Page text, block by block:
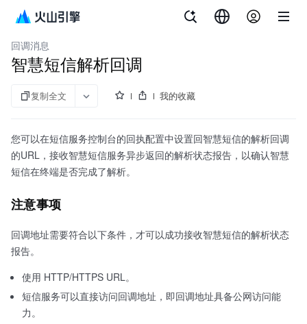
短信服务
回调消息
智慧短信解析回调
复制全文 我的收藏
您可以在短信服务控制台的回执配置中设置回智慧短信的解析回调
的URL，接收智慧短信服务异步返回的解析状态报告，以确认智慧
短信在终端是否完成了解析。
注意事项
回调地址需要符合以下条件，才可以成功接收智慧短信的解析状态
报告。
使用 HTTP/HTTPS URL。
短信服务可以直接访问回调地址，即回调地址具备公网访问能
力。